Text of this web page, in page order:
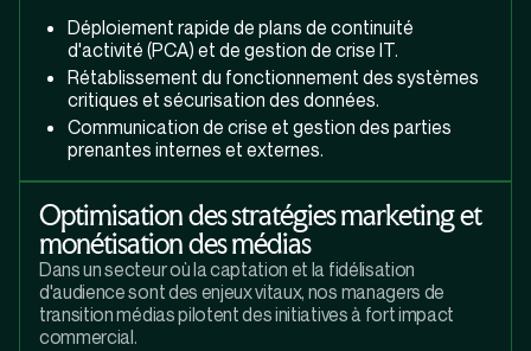
Déploiement rapide de plans de continuité
d'activité (PCA) et de gestion de crise IT.
Rétablissement du fonctionnement des systèmes
critiques et sécurisation des données.
Communication de crise et gestion des parties
prenantes internes et externes.
Optimisation des stratégies marketing et
monétisation des médias
Dans un secteur où la captation et la fidélisation
d'audience sont des enjeux vitaux, nos managers de
transition médias pilotent des initiatives à fort impact
commercial.